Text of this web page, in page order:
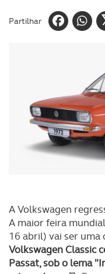
Partilhar
A Volkswagen
A maior feira
16 abril) vai ser
Volkswagen Classic
Passat, sob o lema